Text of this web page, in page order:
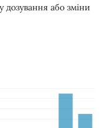
дозування або зміни